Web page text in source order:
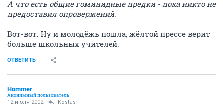
А что есть общие гоминидные предки - пока никто не
предоставил опровержений.
Вот-вот. Ну и молодёжь пошла, жёлтой прессе верит
больше школьных учителей.
ОТВЕТИТЬ
Hommer
Анонимный пользователь
12 июля 2002 Kostas